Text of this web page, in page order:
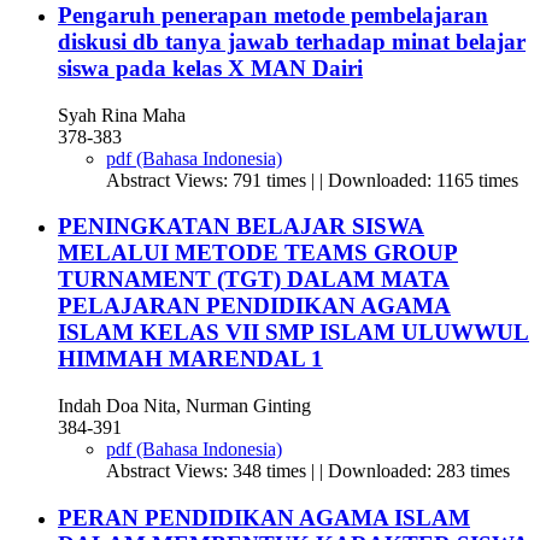
Pengaruh penerapan metode pembelajaran
diskusi db tanya jawab terhadap minat belajar
siswa pada kelas X MAN Dairi
Syah Rina Maha
378-383
pdf (Bahasa Indonesia)
Abstract Views: 791 times | | Downloaded: 1165 times
PENINGKATAN BELAJAR SISWA
MELALUI METODE TEAMS GROUP
TURNAMENT (TGT) DALAM MATA
PELAJARAN PENDIDIKAN AGAMA
ISLAM KELAS VII SMP ISLAM ULUWWUL
HIMMAH MARENDAL 1
Indah Doa Nita, Nurman Ginting
384-391
pdf (Bahasa Indonesia)
Abstract Views: 348 times | | Downloaded: 283 times
PERAN PENDIDIKAN AGAMA ISLAM